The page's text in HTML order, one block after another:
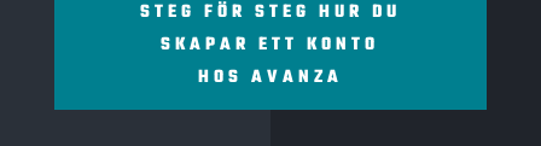
STEG FÖR STEG HUR DU
SKAPAR ETT KONTO
HOS AVANZA